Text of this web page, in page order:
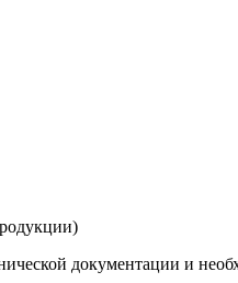
документации и